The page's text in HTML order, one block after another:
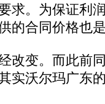
求。为保证利
的合同价格也
变。而此前
实沃尔玛广东